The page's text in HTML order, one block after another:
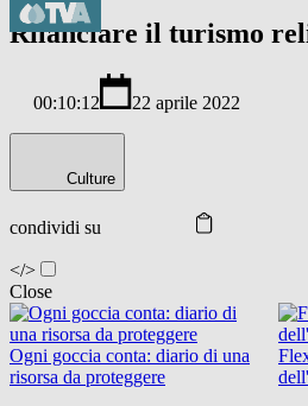
Rilanciare il turismo
00:10:12 22 aprile 2022
Culture
condividi su
</>
Close
Ogni goccia conta: diario di una
risorsa da proteggere